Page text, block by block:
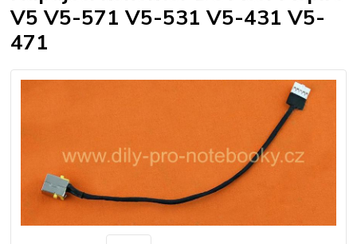
V5 V5-571 V5-531 V5-431 V5-
471